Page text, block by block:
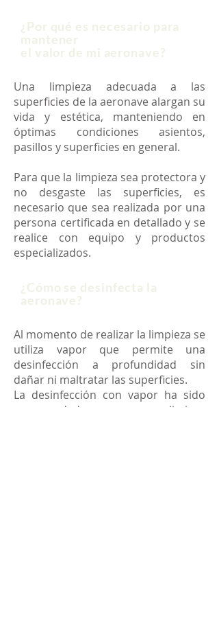
¿Por qué es necesario para
mantener
el valor de mi aeronave?
Una limpieza adecuada a las
superficies de la aeronave alargan su
vida y estética, manteniendo en
óptimas condiciones asientos,
pasillos y superficies en general.
Para que la limpieza sea protectora y
no desgaste las superficies, es
necesario que sea realizada por una
persona certificada en detallado y se
realice con equipo y productos
especializados.
¿Cómo se desinfecta la
aeronave?
Al momento de realizar la limpieza se
utiliza vapor que permite una
desinfección a profundidad sin
dañar ni maltratar las superficies.
La desinfección con vapor ha sido
recomendada para eliminar